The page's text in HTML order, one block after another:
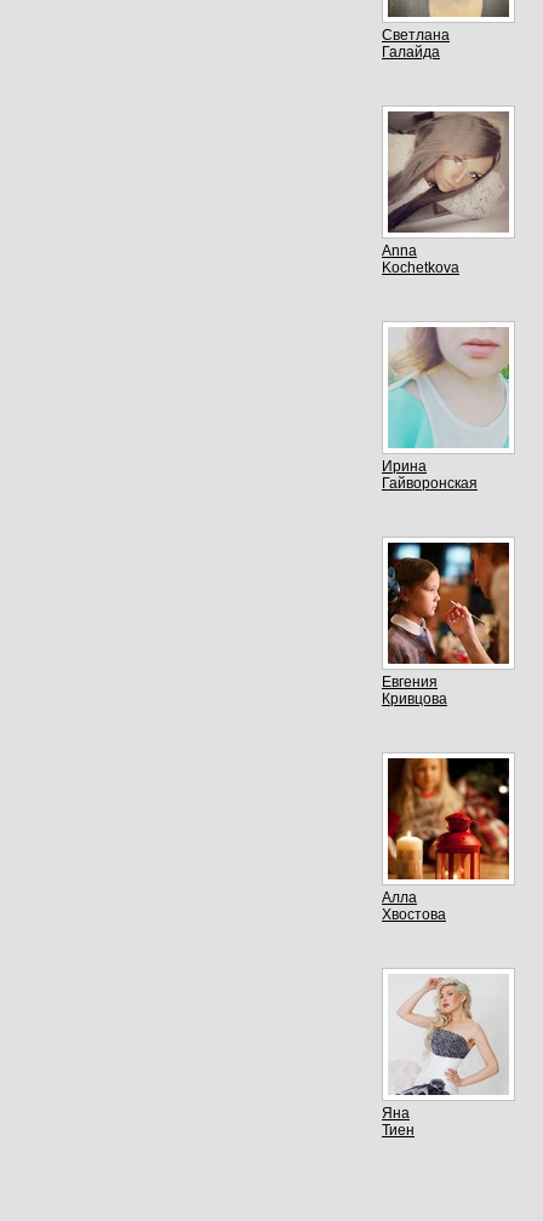
Светлана
Галайда
Anna
Kochetkova
Ирина
Гайворонская
Евгения
Кривцова
Алла
Хвостова
Яна
Тиен